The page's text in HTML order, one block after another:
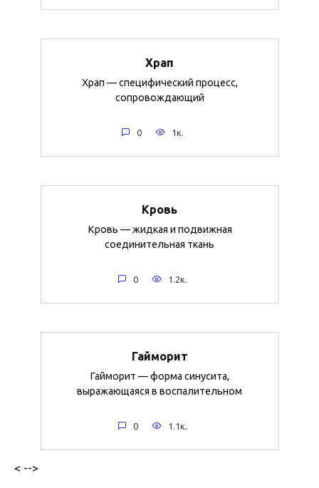
Храп
Храп — специфический процесс,
сопровождающий
0 1к.
Кровь
Кровь — жидкая и подвижная
соединительная ткань
0 1.2к.
Гайморит
Гайморит — форма синусита,
выражающаяся в воспалительном
0 1.1к.
< -->